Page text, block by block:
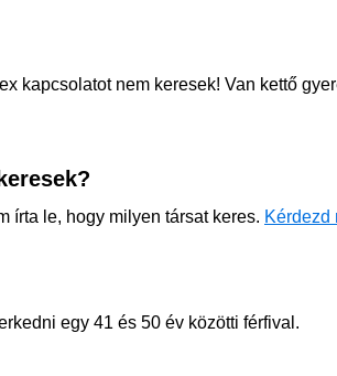
kapcsolatot nem keresek! Van kettő
írta le, hogy milyen társat keres. Kérdezd
egy 41 és 50 év közötti férfival.